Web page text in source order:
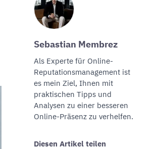
Sebastian Membrez
Als Experte für Online-
Reputationsmanagement ist
es mein Ziel, Ihnen mit
praktischen Tipps und
Analysen zu einer besseren
Online-Präsenz zu verhelfen.
Diesen Artikel teilen